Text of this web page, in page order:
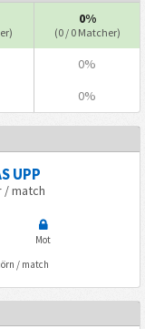
0%
(0 / 0 Matcher)
0%
0%
UPP
/ match
Mot
/ match